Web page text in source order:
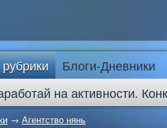
Блоги-Дневники
на активности.
→ Агентство нянь